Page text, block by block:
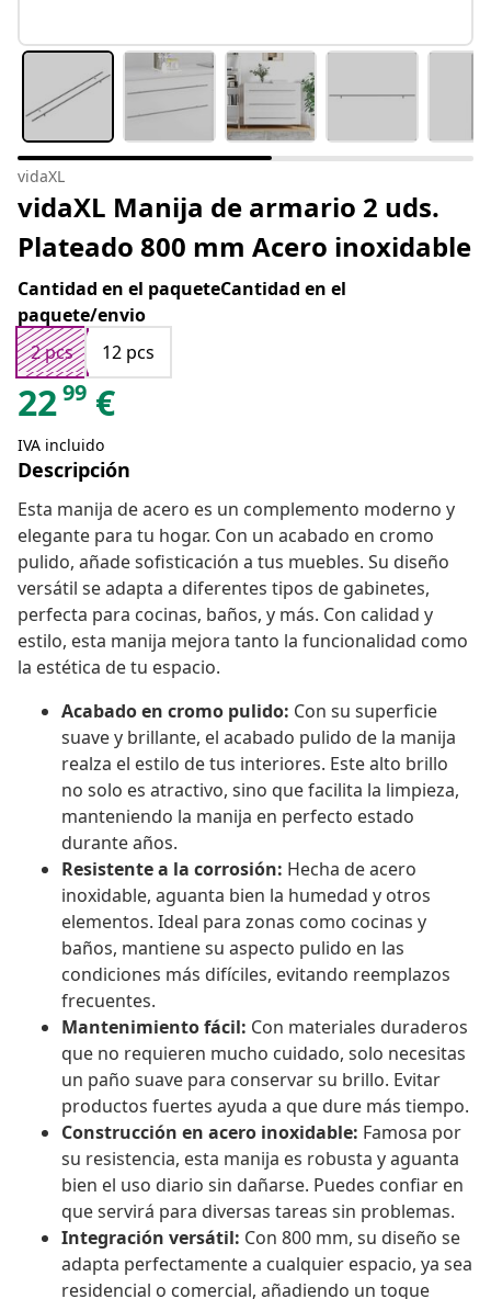
vidaXL
vidaXL Manija de armario 2 uds.
Plateado 800 mm Acero inoxidable
Cantidad en el paqueteCantidad en el
paquete/envio
2 pcs
12 pcs
2299 €
IVA incluido
Descripción
Esta manija de acero es un complemento moderno y
elegante para tu hogar. Con un acabado en cromo
pulido, añade sofisticación a tus muebles. Su diseño
versátil se adapta a diferentes tipos de gabinetes,
perfecta para cocinas, baños, y más. Con calidad y
estilo, esta manija mejora tanto la funcionalidad como
la estética de tu espacio.
Acabado en cromo pulido: Con su superficie
suave y brillante, el acabado pulido de la manija
realza el estilo de tus interiores. Este alto brillo
no solo es atractivo, sino que facilita la limpieza,
manteniendo la manija en perfecto estado
durante años.
Resistente a la corrosión: Hecha de acero
inoxidable, aguanta bien la humedad y otros
elementos. Ideal para zonas como cocinas y
baños, mantiene su aspecto pulido en las
condiciones más difíciles, evitando reemplazos
frecuentes.
Mantenimiento fácil: Con materiales duraderos
que no requieren mucho cuidado, solo necesitas
un paño suave para conservar su brillo. Evitar
productos fuertes ayuda a que dure más tiempo.
Construcción en acero inoxidable: Famosa por
su resistencia, esta manija es robusta y aguanta
bien el uso diario sin dañarse. Puedes confiar en
que servirá para diversas tareas sin problemas.
Integración versátil: Con 800 mm, su diseño se
adapta perfectamente a cualquier espacio, ya sea
residencial o comercial, añadiendo un toque